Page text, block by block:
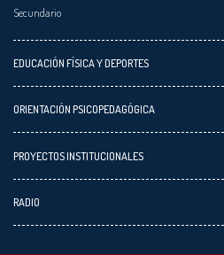
Secundario
EDUCACIÓN FÍSICA Y DEPORTES
ORIENTACIÓN PSICOPEDAGÓGICA
PROYECTOS INSTITUCIONALES
RADIO